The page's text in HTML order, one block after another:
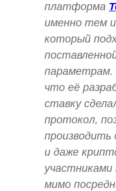
платформа
именно тем
который
параметрам.
что её
ставку
протокол,
производить
и даже
мимо